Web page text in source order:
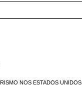
NOS ESTADOS UNIDOS